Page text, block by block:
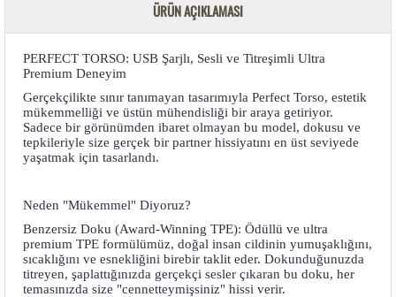
ÜRÜN AÇIKLAMASI
PERFECT TORSO: USB Şarjlı, Sesli ve Titreşimli Ultra
Premium Deneyim
Gerçekçilikte sınır tanımayan tasarımıyla Perfect Torso, estetik
mükemmelliği ve üstün mühendisliği bir araya getiriyor.
Sadece bir görünümden ibaret olmayan bu model, dokusu ve
tepkileriyle size gerçek bir partner hissiyatını en üst seviyede
yaşatmak için tasarlandı.
Neden "Mükemmel" Diyoruz?
Benzersiz Doku (Award-Winning TPE): Ödüllü ve ultra
premium TPE formülümüz, doğal insan cildinin yumuşaklığını,
sıcaklığını ve esnekliğini birebir taklit eder. Dokunduğunuzda
titreyen, şaplattığınızda gerçekçi sesler çıkaran bu doku, her
temasınızda size "cennetteymişsiniz" hissi verir.